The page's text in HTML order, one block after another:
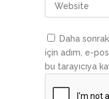
Daha
için adım, e-
bu tarayıcıya